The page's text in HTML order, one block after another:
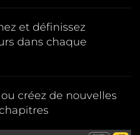
et définissez
dans chaque
créez de nouvelles